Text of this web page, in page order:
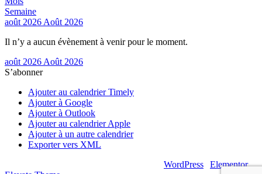
Semaine
août 2026 Août 2026
Il n’y a aucun évènement à venir pour le moment.
août 2026 Août 2026
S’abonner
Ajouter au calendrier Timely
Ajouter à Google
Ajouter à Outlook
Ajouter au calendrier Apple
Ajouter à un autre calendrier
Exporter vers XML
WordPress Elementor|